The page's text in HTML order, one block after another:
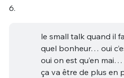
6.
le small talk quand il
quel bonheur… oui
oui on est qu’en
ça va être de plus en